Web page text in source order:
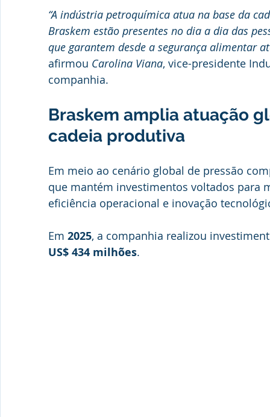
“A indústria petroquímica atua na base da
Braskem estão presentes no dia a dia das
que garantem desde a segurança alimentar
afirmou Carolina Viana, vice-presidente
companhia.
Braskem amplia atuação
cadeia produtiva
Em meio ao cenário global de pressão
que mantém investimentos voltados para
eficiência operacional e inovação
Em 2025, a companhia realizou
US$ 434 milhões.